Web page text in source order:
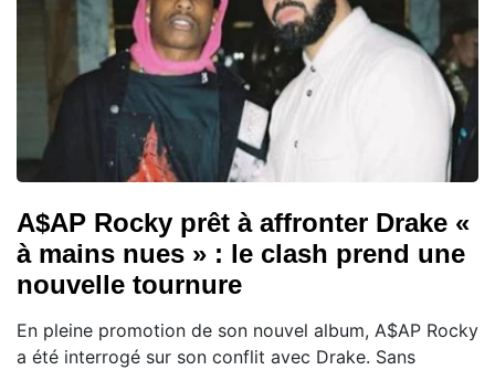
A$AP Rocky prêt à affronter Drake «
à mains nues » : le clash prend une
nouvelle tournure
En pleine promotion de son nouvel album, A$AP Rocky
a été interrogé sur son conflit avec Drake. Sans